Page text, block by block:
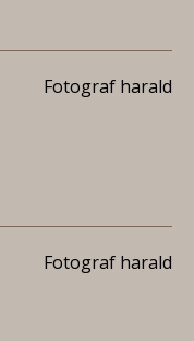
Fotograf harald
Fotograf harald